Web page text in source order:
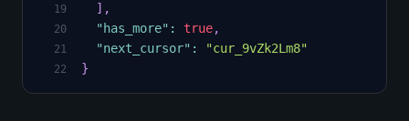
19 ] ,
20 "has_more" : true,
21 "next_cursor" : "cur_9vZk2Lm8"
22 }